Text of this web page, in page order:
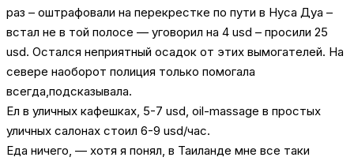
раз – оштрафовали на перекрестке по пути в Нуса Дуа –
встал не в той полосе — уговорил на 4 usd – просили 25
usd. Остался неприятный осадок от этих вымогателей. На
севере наоборот полиция только помогала
всегда,подсказывала.
Ел в уличных кафешках, 5-7 usd, oil-massage в простых
уличных салонах стоил 6-9 usd/час.
Еда ничего, — хотя я понял, в Таиланде мне все таки